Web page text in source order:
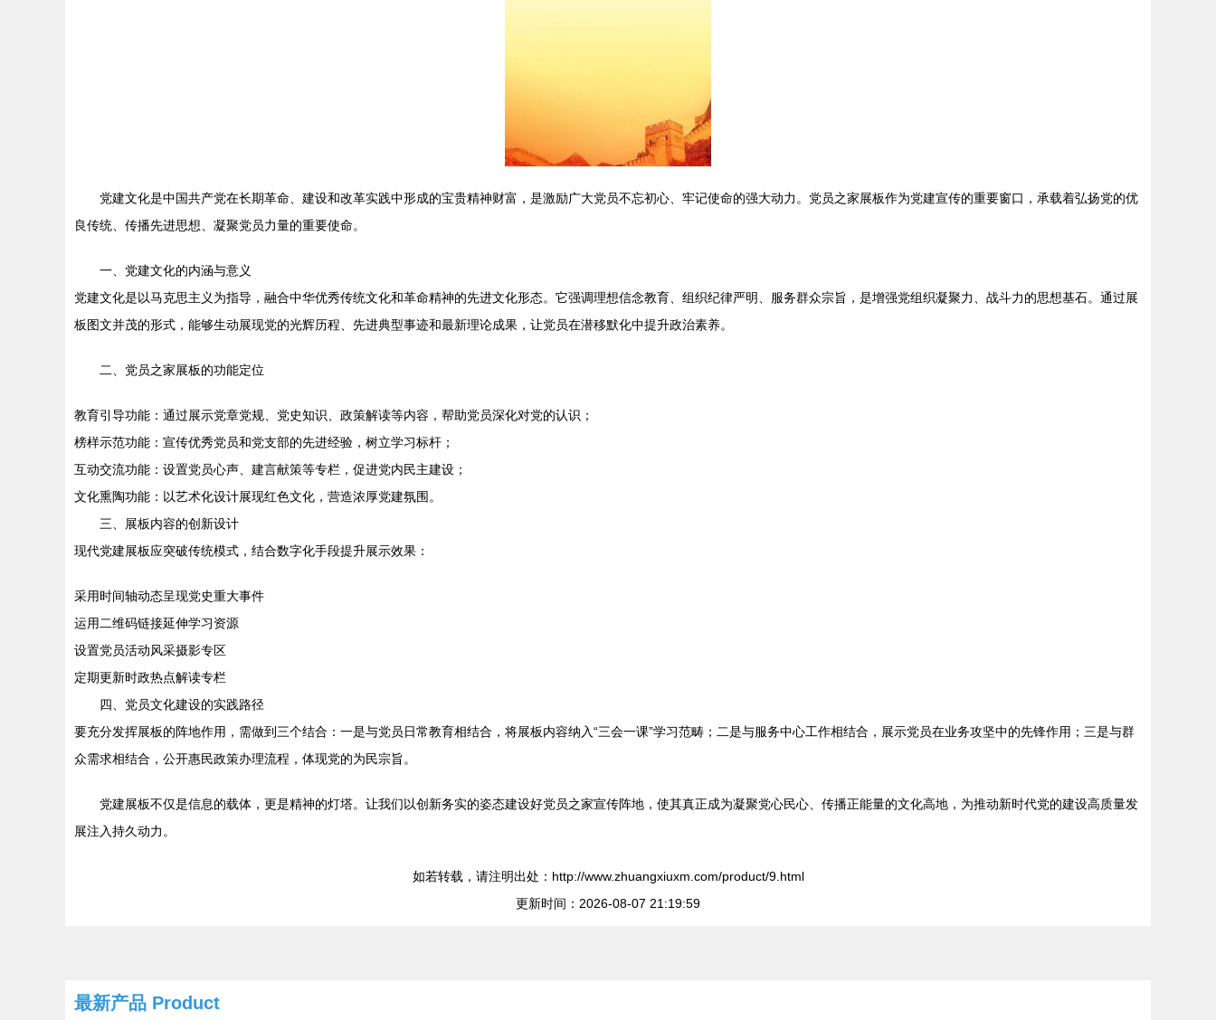
党建文化是中国共产党在长期革命、建设和改革实践中形成的宝贵精神财富，是激励广大党员不忘初心、牢记使命的强大动力。党员之家展板作为党建宣传的重要窗口，承载着弘扬党的优
良传统、传播先进思想、凝聚党员力量的重要使命。
一、党建文化的内涵与意义
党建文化是以马克思主义为指导，融合中华优秀传统文化和革命精神的先进文化形态。它强调理想信念教育、组织纪律严明、服务群众宗旨，是增强党组织凝聚力、战斗力的思想基石。通过展
板图文并茂的形式，能够生动展现党的光辉历程、先进典型事迹和最新理论成果，让党员在潜移默化中提升政治素养。
二、党员之家展板的功能定位
教育引导功能：通过展示党章党规、党史知识、政策解读等内容，帮助党员深化对党的认识；
榜样示范功能：宣传优秀党员和党支部的先进经验，树立学习标杆；
互动交流功能：设置党员心声、建言献策等专栏，促进党内民主建设；
文化熏陶功能：以艺术化设计展现红色文化，营造浓厚党建氛围。
三、展板内容的创新设计
现代党建展板应突破传统模式，结合数字化手段提升展示效果：
采用时间轴动态呈现党史重大事件
运用二维码链接延伸学习资源
设置党员活动风采摄影专区
定期更新时政热点解读专栏
四、党员文化建设的实践路径
要充分发挥展板的阵地作用，需做到三个结合：一是与党员日常教育相结合，将展板内容纳入“三会一课”学习范畴；二是与服务中心工作相结合，展示党员在业务攻坚中的先锋作用；三是与群
众需求相结合，公开惠民政策办理流程，体现党的为民宗旨。
党建展板不仅是信息的载体，更是精神的灯塔。让我们以创新务实的姿态建设好党员之家宣传阵地，使其真正成为凝聚党心民心、传播正能量的文化高地，为推动新时代党的建设高质量发
展注入持久动力。
如若转载，请注明出处：http://www.zhuangxiuxm.com/product/9.html
更新时间：2026-08-07 21:19:59
最新产品 Product